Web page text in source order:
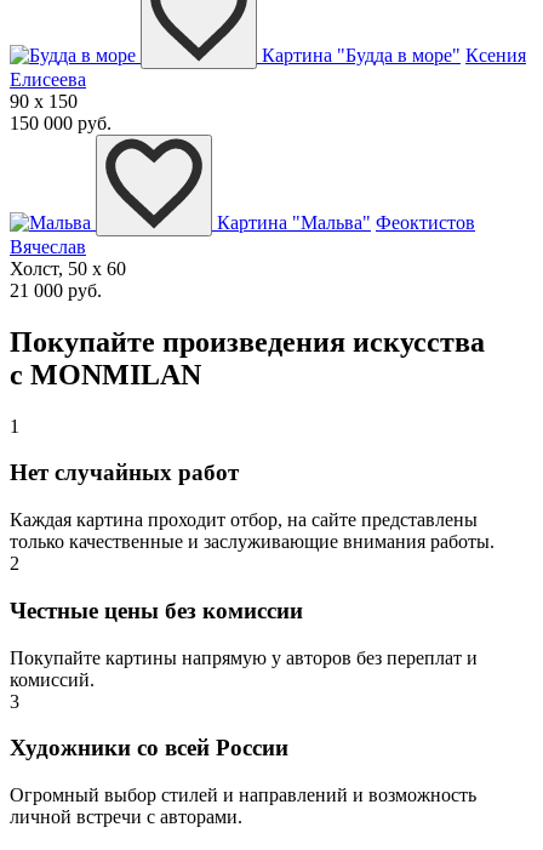
Картина "Будда в море" Ксения
Елисеева
90 x 150
150 000 руб.
Картина "Мальва" Феоктистов
Вячеслав
Холст, 50 x 60
21 000 руб.
Покупайте произведения искусства
с MONMILAN
1
Нет случайных работ
Каждая картина проходит отбор, на сайте представлены
только качественные и заслуживающие внимания работы.
2
Честные цены без комиссии
Покупайте картины напрямую у авторов без переплат и
комиссий.
3
Художники со всей России
Огромный выбор стилей и направлений и возможность
личной встречи с авторами.